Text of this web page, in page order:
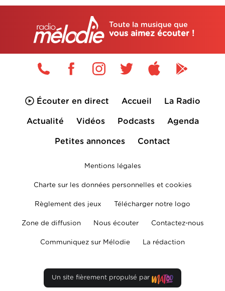
Toute la musique que
vous aimez écouter !
Écouter en direct Accueil La Radio
Actualité Vidéos Podcasts Agenda
Petites annonces Contact
Mentions légales
Charte sur les données personnelles et cookies
Règlement des jeux Télécharger notre logo
Zone de diffusion Nous écouter Contactez-nous
Communiquez sur Mélodie La rédaction
Un site fièrement propulsé par